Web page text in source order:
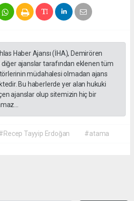
Haber Ajansı (İHA), Demirören
diğer ajanslar tarafından eklenen tüm
müdahalesi olmadan ajans
Bu haberlerde yer alan hukuki
ajanslar olup sitemizin hiç bir
Tayyip Erdoğan #atama